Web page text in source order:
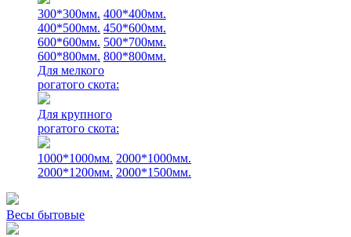
300*300мм. 400*400мм.
400*500мм. 450*600мм.
600*600мм. 500*700мм.
600*800мм. 800*800мм.
Для мелкого
рогатого скота:
Для крупного
рогатого скота:
1000*1000мм. 2000*1000мм.
2000*1200мм. 2000*1500мм.
Весы бытовые